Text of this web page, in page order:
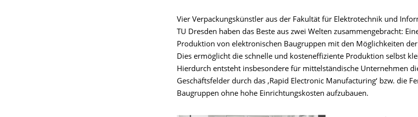
Vier Verpackungskünstler aus der Fakultät für Elektrotechnik und
TU Dresden haben das Beste aus zwei Welten zusammengebracht:
Produktion von elektronischen Baugruppen mit den Möglichkeiten
Dies ermöglicht die schnelle und kosteneffiziente Produktion selbst
Hierdurch entsteht insbesondere für mittelständische Unternehmen
Geschäftsfelder durch das ‚Rapid Electronic Manufacturing‘ bzw. die
Baugruppen ohne hohe Einrichtungskosten aufzubauen.